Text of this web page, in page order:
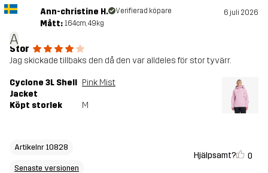
A
Ann-christine H. Verifierad köpare 6 juli 2026
Mått: 164cm, 49kg
Stor
Jag skickade tillbaks den då den var alldeles för stor tyvärr.
Cyclone 3L Shell
Jacket
Pink Mist
Köpt storlek M
Artikelnr 10828
Senaste versionen
Hjälpsamt? 0